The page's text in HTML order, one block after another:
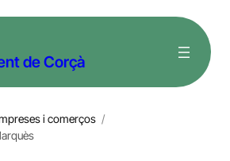
de Corçà
i comerços /